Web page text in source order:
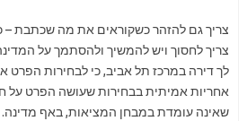
צריך גם להזהר כשקוראים את מה שכתבת –
צריך לחסוך ויש להמשיך ולהסתמך על
לך דירה במרכז תל אביב, כי לבחירות הפרט
אחריות אמיתית בבחירות שעושה הפרט על
שאינה עומדת במבחן המציאות, באף מדינה.